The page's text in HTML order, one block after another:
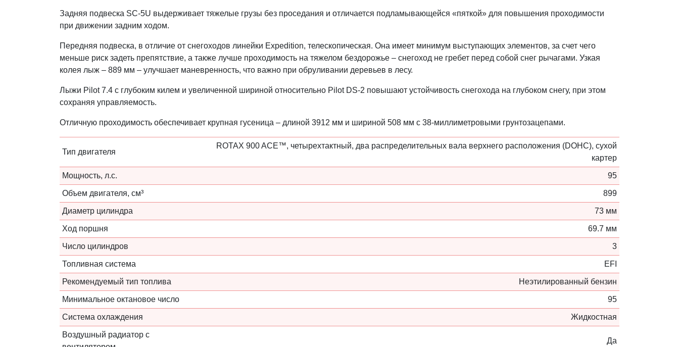
Задняя подвеска SC-5U выдерживает тяжелые грузы без проседания и отличается подламывающейся «пяткой» для повышения проходимости
при движении задним ходом.
Передняя подвеска, в отличие от снегоходов линейки Expedition, телескопическая. Она имеет минимум выступающих элементов, за счет чего
меньше риск задеть препятствие, а также лучше проходимость на тяжелом бездорожье – снегоход не гребет перед собой снег рычагами. Узкая
колея лыж – 889 мм – улучшает маневренность, что важно при обруливании деревьев в лесу.
Лыжи Pilot 7.4 с глубоким килем и увеличенной шириной относительно Pilot DS-2 повышают устойчивость снегохода на глубоком снегу, при этом
сохраняя управляемость.
Отличную проходимость обеспечивает крупная гусеница – длиной 3912 мм и шириной 508 мм с 38-миллиметровыми грунтозацепами.
Тип двигателя
ROTAX 900 ACE™, четырехтактный, два распределительных вала верхнего расположения (DOHC), сухой
картер
Мощность, л.с. 95
Объем двигателя, см³ 899
Диаметр цилиндра 73 мм
Ход поршня 69.7 мм
Число цилиндров 3
Топливная система EFI
Рекомендуемый тип топлива Неэтилированный бензин
Минимальное октановое число 95
Система охлаждения Жидкостная
Воздушный радиатор с
Да